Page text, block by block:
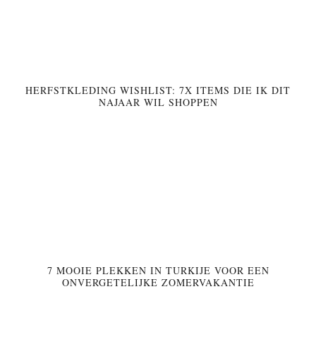
HERFSTKLEDING WISHLIST: 7X ITEMS DIE IK DIT
NAJAAR WIL SHOPPEN
7 MOOIE PLEKKEN IN TURKIJE VOOR EEN
ONVERGETELIJKE ZOMERVAKANTIE